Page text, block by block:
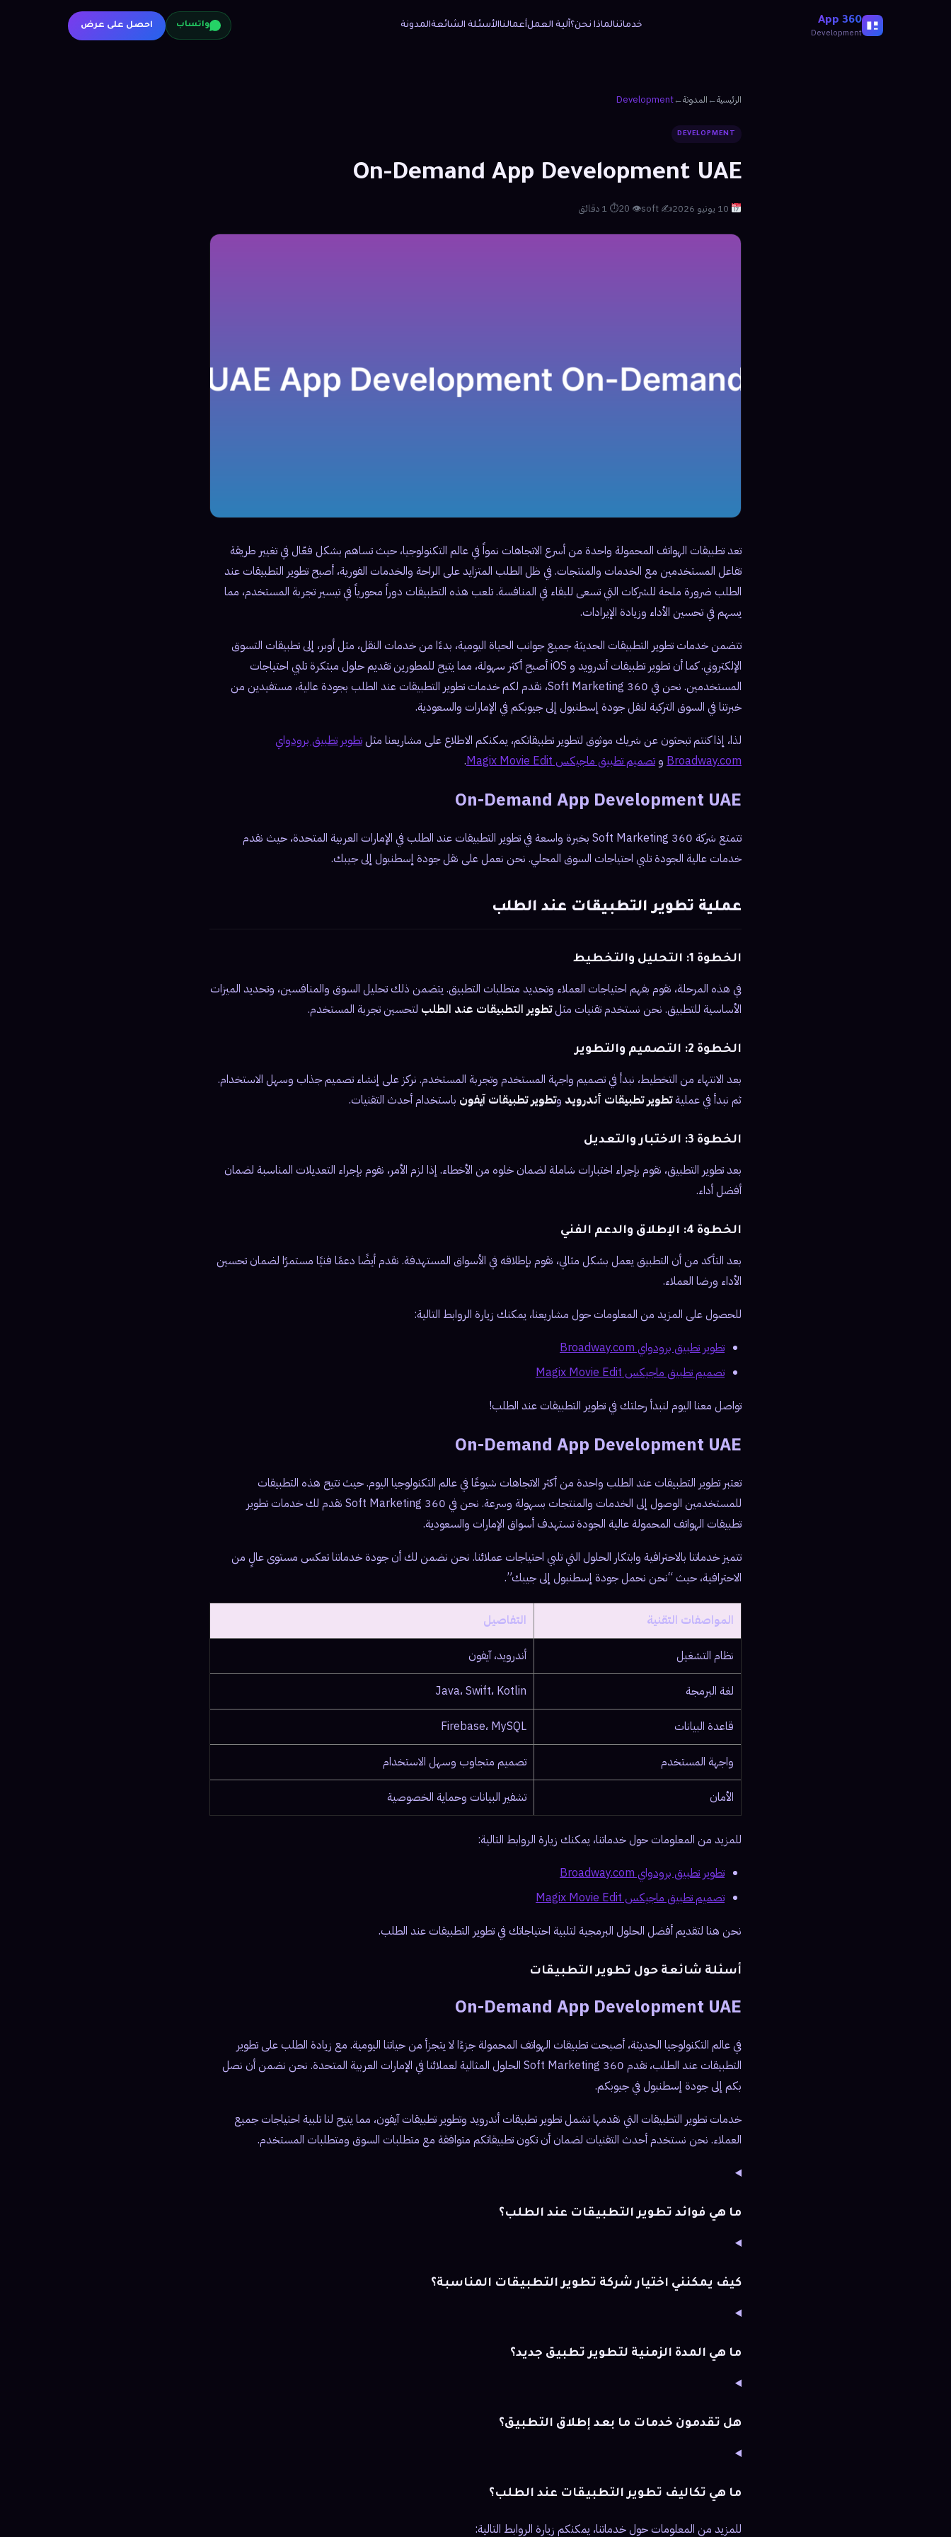
360 App
Development
خدماتنالماذا نحن؟آلية العملأعمالناالأسئلة الشائعةالمدونة واتساب احصل على عرض
الرئيسية← المدونة←
Development
DEVELOPMENT
On-Demand App Development UAE
✍️ soft
👁 20 ⏱ 1 دقائق
تعد تطبيقات الهواتف المحمولة واحدة من أسرع الاتجاهات نمواً في عالم التكنولوجيا، حيث تساهم بشكل فعّال في تغيير طريقة
تفاعل المستخدمين مع الخدمات والمنتجات. في ظل الطلب المتزايد على الراحة والخدمات الفورية، أصبح تطوير التطبيقات عند
الطلب ضرورة ملحة للشركات التي تسعى للبقاء في المنافسة. تلعب هذه التطبيقات دوراً محورياً في تيسير تجربة المستخدم، مما
يسهم في تحسين الأداء وزيادة الإيرادات.
تتضمن خدمات تطوير التطبيقات الحديثة جميع جوانب الحياة اليومية، بدءًا من خدمات النقل، مثل أوبر، إلى تطبيقات التسوق
الإلكتروني. كما أن تطوير تطبيقات أندرويد و iOS أصبح أكثر سهولة، مما يتيح للمطورين تقديم حلول مبتكرة تلبي احتياجات
المستخدمين. نحن في 360 Soft Marketing، نقدم لكم خدمات تطوير التطبيقات عند الطلب بجودة عالية، مستفيدين من
خبرتنا في السوق التركية لنقل جودة إسطنبول إلى جيوبكم في الإمارات والسعودية.
لذا، إذا كنتم تبحثون عن شريك موثوق لتطوير تطبيقاتكم، يمكنكم الاطلاع على مشاريعنا مثلتطوير تطبيق برودواي
Broadway.com وتصميم تطبيق ماجيكس Magix Movie Edit .
On-Demand App Development UAE
تتمتع شركة 360 Soft Marketing بخبرة واسعة في تطوير التطبيقات عند الطلب في الإمارات العربية المتحدة، حيث نقدم
خدمات عالية الجودة تلبي احتياجات السوق المحلي. نحن نعمل على نقل جودة إسطنبول إلى جيبك.
عملية تطوير التطبيقات عند الطلب
الخطوة 1: التحليل والتخطيط
في هذه المرحلة، نقوم بفهم احتياجات العملاء وتحديد متطلبات التطبيق. يتضمن ذلك تحليل السوق والمنافسين، وتحديد الميزات
الأساسية للتطبيق. نحن نستخدم تقنيات مثلتطوير التطبيقات عند الطلب لتحسين تجربة المستخدم.
الخطوة 2: التصميم والتطوير
بعد الانتهاء من التخطيط، نبدأ في تصميم واجهة المستخدم وتجربة المستخدم. نركز على إنشاء تصميم جذاب وسهل الاستخدام.
ثم نبدأ في عمليةتطوير تطبيقات أندرويد وتطوير تطبيقات آيفون باستخدام أحدث التقنيات.
الخطوة 3: الاختبار والتعديل
بعد تطوير التطبيق، نقوم بإجراء اختبارات شاملة لضمان خلوه من الأخطاء. إذا لزم الأمر، نقوم بإجراء التعديلات المناسبة لضمان
أفضل أداء.
الخطوة 4: الإطلاق والدعم الفني
بعد التأكد من أن التطبيق يعمل بشكل مثالي، نقوم بإطلاقه في الأسواق المستهدفة. نقدم أيضًا دعمًا فنيًا مستمرًا لضمان تحسين
الأداء ورضا العملاء.
للحصول على المزيد من المعلومات حول مشاريعنا، يمكنك زيارة الروابط التالية:
تطوير تطبيق برودواي Broadway.com
تصميم تطبيق ماجيكس Magix Movie Edit
تواصل معنا اليوم لنبدأ رحلتك في تطوير التطبيقات عند الطلب!
On-Demand App Development UAE
تعتبر تطوير التطبيقات عند الطلب واحدة من أكثر الاتجاهات شيوعًا في عالم التكنولوجيا اليوم. حيث تتيح هذه التطبيقات
للمستخدمين الوصول إلى الخدمات والمنتجات بسهولة وسرعة. نحن في 360 Soft Marketing نقدم لك خدمات تطوير
تطبيقات الهواتف المحمولة عالية الجودة تستهدف أسواق الإمارات والسعودية.
تتميز خدماتنا بالاحترافية وابتكار الحلول التي تلبي احتياجات عملائنا. نحن نضمن لك أن جودة خدماتنا تعكس مستوى عالٍ من
الاحترافية، حيث “نحن نحمل جودة إسطنبول إلى جيبك”.
المواصفات التقنية التفاصيل
نظام التشغيل أندرويد، آيفون
لغة البرمجة Java، Swift، Kotlin
قاعدة البيانات Firebase، MySQL
واجهة المستخدم تصميم متجاوب وسهل الاستخدام
الأمان تشفير البيانات وحماية الخصوصية
للمزيد من المعلومات حول خدماتنا، يمكنك زيارة الروابط التالية:
تطوير تطبيق برودواي Broadway.com
تصميم تطبيق ماجيكس Magix Movie Edit
نحن هنا لتقديم أفضل الحلول البرمجية لتلبية احتياجاتك في تطوير التطبيقات عند الطلب.
أسئلة شائعة حول تطوير التطبيقات
On-Demand App Development UAE
في عالم التكنولوجيا الحديثة، أصبحت تطبيقات الهواتف المحمولة جزءًا لا يتجزأ من حياتنا اليومية. مع زيادة الطلب على تطوير
التطبيقات عند الطلب، تقدم 360 Soft Marketing الحلول المثالية لعملائنا في الإمارات العربية المتحدة. نحن نضمن أن نصل
بكم إلى جودة إسطنبول في جيوبكم.
خدمات تطوير التطبيقات التي نقدمها تشمل تطوير تطبيقات أندرويد وتطوير تطبيقات آيفون، مما يتيح لنا تلبية احتياجات جميع
العملاء. نحن نستخدم أحدث التقنيات لضمان أن تكون تطبيقاتكم متوافقة مع متطلبات السوق ومتطلبات المستخدم.
ما هي فوائد تطوير التطبيقات عند الطلب؟
كيف يمكنني اختيار شركة تطوير التطبيقات المناسبة؟
ما هي المدة الزمنية لتطوير تطبيق جديد؟
هل تقدمون خدمات ما بعد إطلاق التطبيق؟
ما هي تكاليف تطوير التطبيقات عند الطلب؟
للمزيد من المعلومات حول خدماتنا، يمكنكم زيارة الروابط التالية: